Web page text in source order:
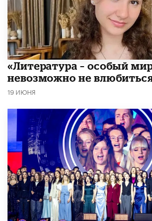
​«Литература – особый
невозможно не
19 ИЮНЯ